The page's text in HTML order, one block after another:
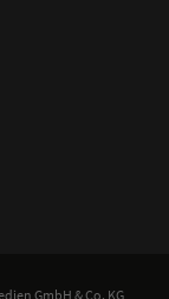
GmbH & Co. KG